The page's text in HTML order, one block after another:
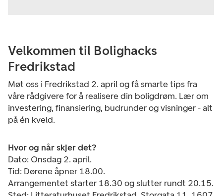
Velkommen til Bolighacks
Fredrikstad
Møt oss i Fredrikstad 2. april og få smarte tips fra
våre rådgivere for å realisere din boligdrøm. Lær om
investering, finansiering, budrunder og visninger - alt
på én kveld.
Hvor og når skjer det?
Dato: Onsdag 2. april.
Tid: Dørene åpner 18.00.
Arrangementet starter 18.30 og slutter rundt 20.15.